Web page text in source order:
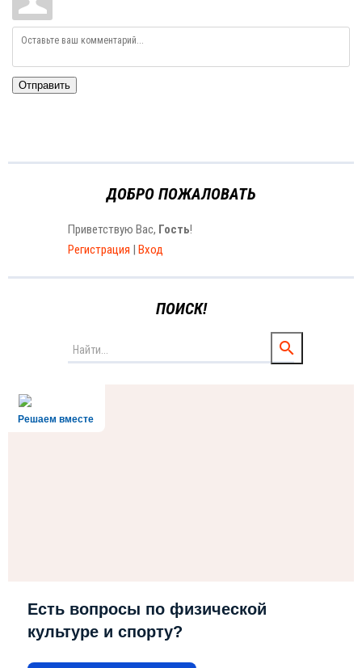
Отправить
ДОБРО ПОЖАЛОВАТЬ
Приветствую Вас, Гость!
Регистрация | Вход
ПОИСК!
Решаем вместе
Есть вопросы по физической
культуре и спорту?